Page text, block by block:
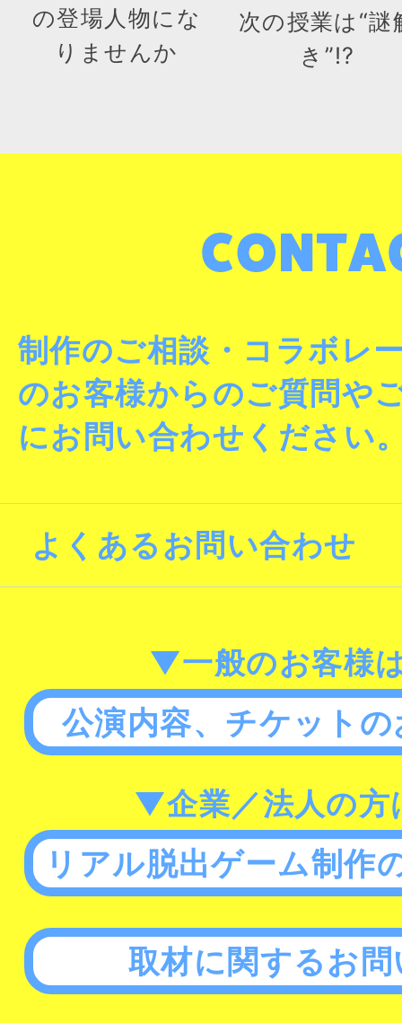
の登場人物にな
りませんか
次の授業は“謎
き”!?
制作のご相談・コラボレ
のお客様からのご質問や
にお問い合わせください
よくあるお問い合わせ
▼一般のお客様
公演内容、チケット
▼企業／法人の方
リアル脱出ゲーム制作
取材に関するお